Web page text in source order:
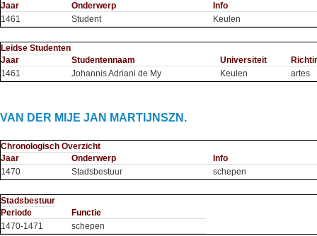
Jaar
Onderwerp
Info
1461
Student Keulen
Leidse Studenten
Jaar
Studentennaam Universiteit
1461
Johannis Adriani de My Keulen artes
VAN DER MIJE JAN MARTIJNSZN.
Chronologisch Overzicht
Jaar
Onderwerp
Info
1470
Stadsbestuur schepen
Stadsbestuur
Periode
Functie
1470-1471
schepen